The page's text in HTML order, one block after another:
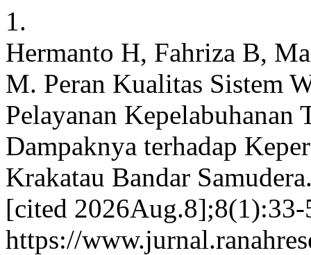
1.
Hermanto H, Fahriza B,
M. Peran Kualitas Sistem
Pelayanan Kepelabuhanan
Dampaknya terhadap
Krakatau Bandar
[cited
https://